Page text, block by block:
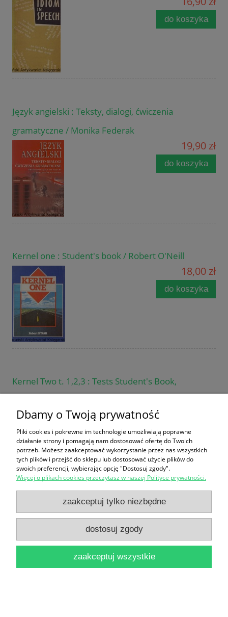
do koszyka
Język angielski : Teksty, dialogi, ćwiczenia
gramatyczne / Monika Federak
19,90 zł
do koszyka
Kernel one : Student's book / Robert O'Neill
18,00 zł
do koszyka
Kernel Two t. 1,2,3 : Tests Student's Book,
C McLean
28,90 zł
do koszyka
Language Activator Workbook / Susan Maingay,
Chris Tribble
Dbamy o Twoją prywatność
Pliki cookies i pokrewne im technologie umożliwiają poprawne
działanie strony i pomagają nam dostosować ofertę do Twoich
potrzeb. Możesz zaakceptować wykorzystanie przez nas wszystkich
tych plików i przejść do sklepu lub dostosować użycie plików do
swoich preferencji, wybierając opcję "Dostosuj zgody".
Więcej o plikach cookies przeczytasz w naszej Polityce prywatności.
zaakceptuj tylko niezbędne
dostosuj zgody
zaakceptuj wszystkie